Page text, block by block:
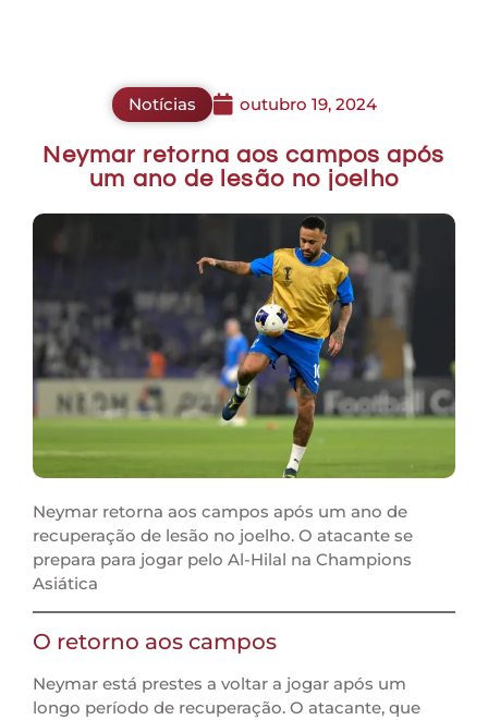
Notícias outubro 19, 2024
Neymar retorna aos campos após
um ano de lesão no joelho
Neymar retorna aos campos após um ano de
recuperação de lesão no joelho. O atacante se
prepara para jogar pelo Al-Hilal na Champions
Asiática
O retorno aos campos
Neymar está prestes a voltar a jogar após um
longo período de recuperação. O atacante, que